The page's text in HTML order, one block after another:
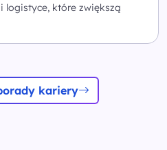
logistyce, które zwiększą
kariery